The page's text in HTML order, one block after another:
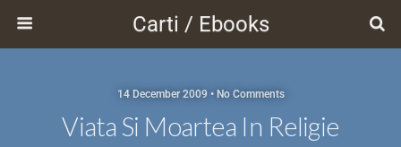
Carti / Ebooks
14 December 2009 • No Comments
Viata Si Moartea In Religie